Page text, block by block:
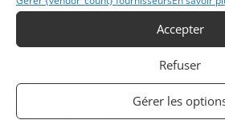
Accepter
Refuser
Gérer les
CATÉGORIES D’ANNONCES
DRAGSTER